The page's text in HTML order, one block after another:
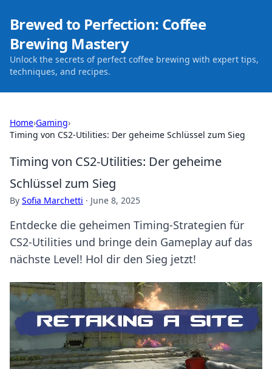
Brewed to Perfection: Coffee
Brewing Mastery
Unlock the secrets of perfect coffee brewing with expert tips,
techniques, and recipes.
Home›Gaming›
Timing von CS2-Utilities: Der geheime Schlüssel zum Sieg
Timing von CS2-Utilities: Der geheime
Schlüssel zum Sieg
By Sofia Marchetti · June 8, 2025
Entdecke die geheimen Timing-Strategien für
CS2-Utilities und bringe dein Gameplay auf das
nächste Level! Hol dir den Sieg jetzt!